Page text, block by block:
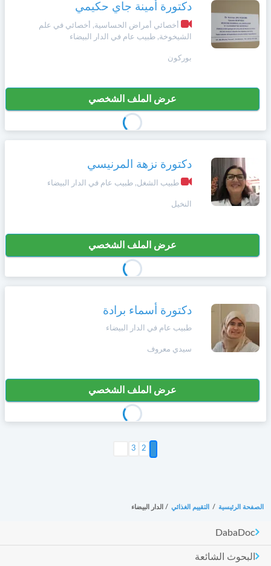
دكتورة أمينة جاي حكيمي
أخصائي أمراض الحساسية, أخصائي في علم
الشيخوخة, طبيب عام في الدار البيضاء
بوركون
عرض الملف الشخصي
دكتورة نزهة المرنيسي
طبيب الشغل, طبيب عام في الدار البيضاء
النخيل
عرض الملف الشخصي
دكتورة أسماء برادة
طبيب عام في الدار البيضاء
سيدي معروف
عرض الملف الشخصي
2
3التالي >
الصفحة الرئيسية / التقييم الغذائي / الدار البيضاء
DabaDoc
البحوث الشائعة